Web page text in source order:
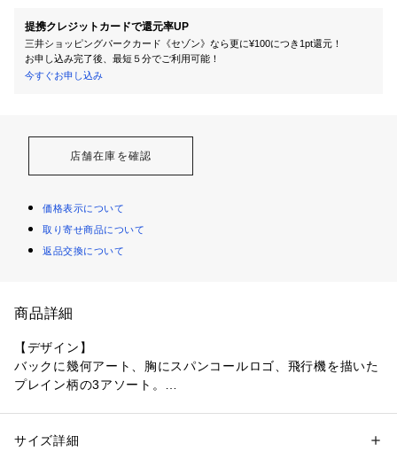
提携クレジットカードで還元率UP
三井ショッピングパークカード《セゾン》なら更に¥100につき1pt還元！
お申し込み完了後、最短５分でご利用可能！
今すぐお申し込み
店舗在庫を確認
価格表示について
取り寄せ商品について
返品交換について
商品詳細
【デザイン】
バックに幾何アート、胸にスパンコールロゴ、飛行機を描いた
プレイン柄の3アソート。
活躍。
性別：キッズ・ベビー
サイズ詳細